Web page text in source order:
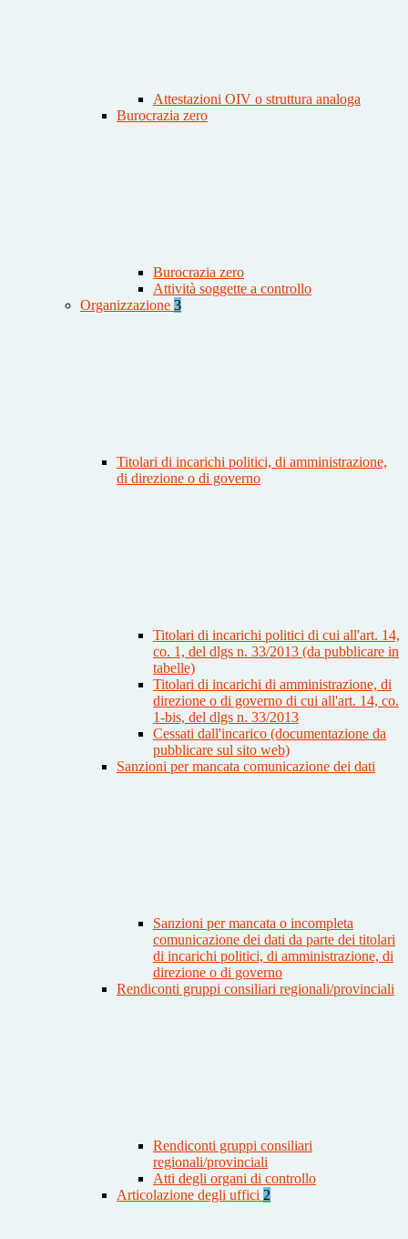
Attestazioni OIV o struttura analoga
Burocrazia zero
Burocrazia zero
Attività soggette a controllo
Organizzazione 3
Titolari di incarichi politici, di amministrazione,
di direzione o di governo
Titolari di incarichi politici di cui all'art. 14,
co. 1, del dlgs n. 33/2013 (da pubblicare in
tabelle)
Titolari di incarichi di amministrazione, di
direzione o di governo di cui all'art. 14, co.
1-bis, del dlgs n. 33/2013
Cessati dall'incarico (documentazione da
pubblicare sul sito web)
Sanzioni per mancata comunicazione dei dati
Sanzioni per mancata o incompleta
comunicazione dei dati da parte dei titolari
di incarichi politici, di amministrazione, di
direzione o di governo
Rendiconti gruppi consiliari regionali/provinciali
Rendiconti gruppi consiliari
regionali/provinciali
Atti degli organi di controllo
Articolazione degli uffici 2